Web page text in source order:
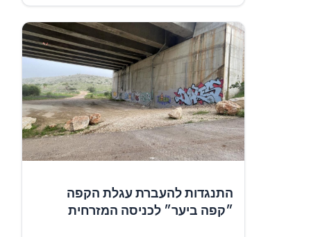
התנגדות להעברת עגלת הקפה
״קפה ביער״ לכניסה המזרחית